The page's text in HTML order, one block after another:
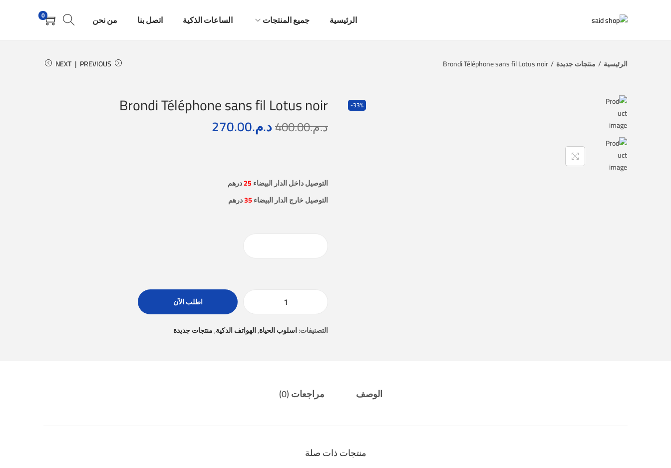
الرئيسية جميع المنتجات الساعات الذكية اتصل بنا من نحن 0
الرئيسية / منتجات جديدة /
Brondi Téléphone sans fil Lotus noir
PREVIOUS
NEXT
-33%
Brondi Téléphone sans fil Lotus noir
د.م.400.00د.م.270.00
التوصيل داخل الدار البيضاء25درهم
التوصيل خارج الدار البيضاء35درهم
اطلب الآن
التصنيفات:اسلوب الحياة,الهواتف الدكية,منتجات جديدة
الوصف مراجعات (0)
منتجات ذات صلة